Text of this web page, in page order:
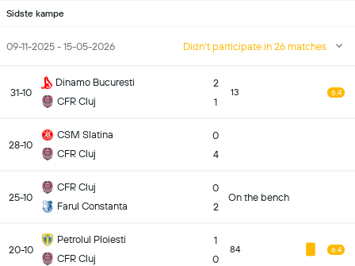
Sidste kampe
09-11-2025 - 15-05-2026 Didn't participate in 26 matches
31-10
Dinamo Bucuresti
CFR Cluj
2
1
13 6.4
28-10
CSM Slatina
CFR Cluj
0
4
25-10
CFR Cluj
Farul Constanta
0
2
On the bench
20-10
Petrolul Ploiesti
CFR Cluj
1
0
84 6.4